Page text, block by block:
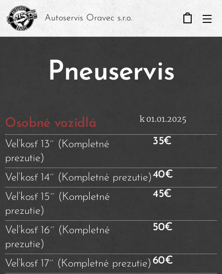
Autoservis Oravec s.r.o.
Pneuservis
Osobné vozidlá k 01.01.2025
Veľkosť 13´´ (Kompletné
prezutie)
35€
Veľkosť 14´´ (Kompletné prezutie)40€
Veľkosť 15´´ (Kompletné
prezutie)
45€
Veľkosť 16´´ (Kompletné
prezutie)
50€
Veľkosť 17´´ (Kompletné prezutie)60€